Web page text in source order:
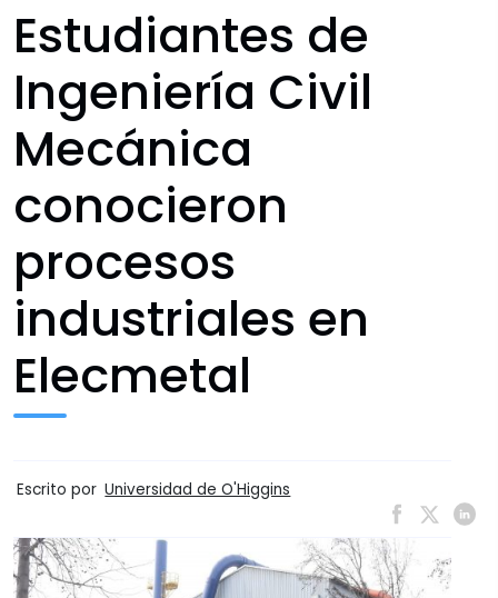
Estudiantes de
Ingeniería Civil
Mecánica
conocieron
procesos
industriales en
Elecmetal
Escrito por Universidad de O'Higgins